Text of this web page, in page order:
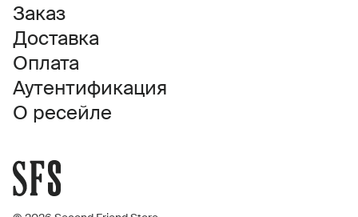
Заказ
Доставка
Оплата
Аутентификация
О ресейле